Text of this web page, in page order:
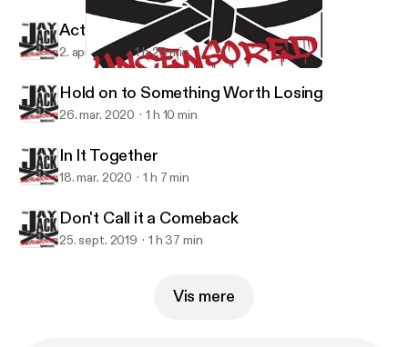
Jay Jack Uncensored
Action within Despair
2. apr. 2020 1 h 23 min
Hold on to Something Worth Losing
26. mar. 2020 1 h 10 min
In It Together
18. mar. 2020 1 h 7 min
Don't Call it a Comeback
25. sept. 2019 1 h 37 min
Vis mere